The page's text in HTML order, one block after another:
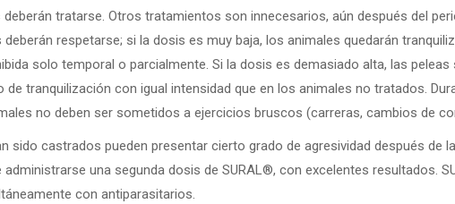
tratarse. Otros tratamientos son innecesarios, aún después del
respetarse; si la dosis es muy baja, los animales quedarán
solo temporal o parcialmente. Si la dosis es demasiado alta, las peleas
de tranquilización con igual intensidad que en los animales no tratados.
no deben ser sometidos a ejercicios bruscos (carreras, cambios de
sido castrados pueden presentar cierto grado de agresividad después de
una segunda dosis de SURAL®, con excelentes resultados.
con antiparasitarios.